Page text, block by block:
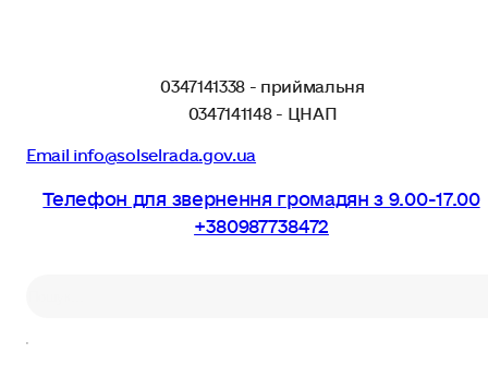
0347141338 - приймальня
0347141148 - ЦНАП
Email info@solselrada.gov.ua
Телефон для звернення громадян з 9.00-17.00
+380987738472